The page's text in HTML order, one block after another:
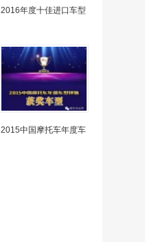
2016年度十佳进口车型
2015中国摩托车年度车